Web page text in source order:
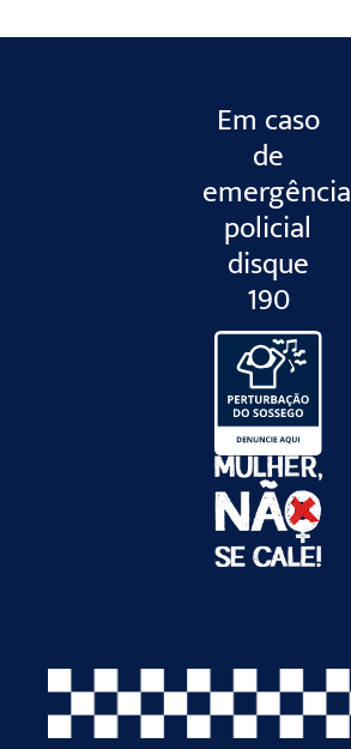
Em caso
de
emergência
policial
disque
190